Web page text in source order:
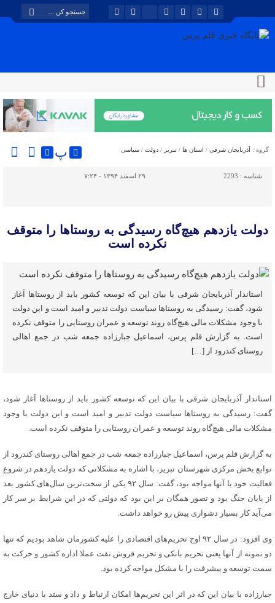
گروه : آذربایجان شرقی / استان ها / تبریز / دولت / سیاسی پ
شناسه : 2293 ۲۹ اسفند ۱۳۹۴ - ۷:۲۴
دولت یازدهم هیچ‌گاه رسیدگی به روستاها را متوقف
نکرده است
استاندار آذربایجان شرقی با بیان این که توسعه کشور باید از روستاها آغاز
شود، گفت: رسیدگی به روستاها سیاست دولت تدبیر و امید است و این دولت
با وجود مشکلات مالی هیچ‌گاه روند توسعه و عمران روستایی را متوقف نکرده
است. به گزارش قلم پرس، اسماعیل جبارزاده جمعه شب در جمع اهالی
روستای کندرود از […]
استاندار آذربایجان شرقی با بیان این که توسعه کشور باید از روستاها آغاز شود،
گفت: رسیدگی به روستاها سیاست دولت تدبیر و امید است و این دولت با وجود
مشکلات مالی هیچ‌گاه روند توسعه و عمران روستایی را متوقف نکرده است.
به گزارش قلم پرس، اسماعیل جبارزاده جمعه شب در جمع اهالی روستای کندرود از
توابع بخش مرکزی شهرستان تبریز، با اشاره به مشکلاتی که دولت یازدهم در شروع
فعالیت خود با آنها مواجه بود، گفت: سال ۹۲ یکی از سخت‌ترین سال‌های کشور بعد
از پایان جنگ بود و تصور همگان بر این بود که دولتی که در این شرایط بر سر کار
می‌آید کار بسیار دشواری پیش رو خواهد داشت.
وی افزود: در سال ۹۲ اوج تحریم‌های اقتصادی را علیه کشورمان شاهد بودیم که تنها
دو نمونه از آنها یعنی تحریم بانکی و تحریم فروش نفت عملا اداره کشور و حرکت به
سمت توسعه و پیشرفت را با مشکل مواجه کرده بود.
جبارزاده با بیان این که در اثر این تحریم‌ها امکان ارتباط و داد و ستد با دنیای خارج